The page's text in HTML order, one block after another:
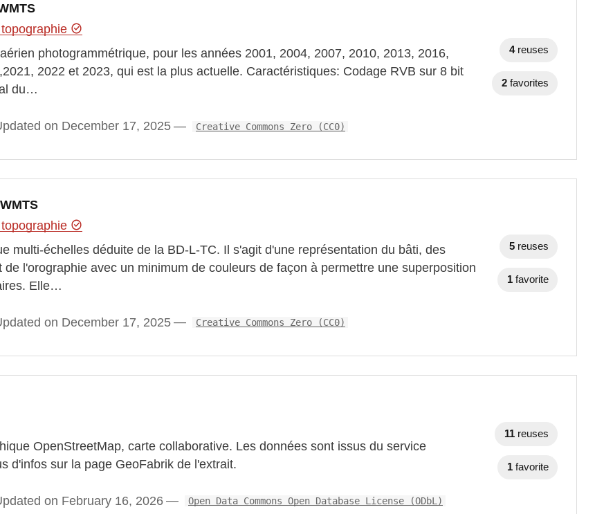
photogrammétrique, pour les années 2001, 2004, 2007, 2010, 2013, 2016,
2022 et 2023, qui est la plus actuelle. Caractéristiques: Codage RVB sur 8 bit
du…
on December 17, 2025 Creative Commons Zero (CC0)
4 reuses
2 favorites
multi-échelles déduite de la BD-L-TC. Il s'agit d'une représentation du bâti, des
l'orographie avec un minimum de couleurs de façon à permettre une superposition
Elle…
on December 17, 2025 Creative Commons Zero (CC0)
5 reuses
1 favorite
OpenStreetMap, carte collaborative. Les données sont issus du service
d'infos sur la page GeoFabrik de l'extrait.
on February 16, 2026 Open Data Commons Open Database License (ODbL)
11 reuses
1 favorite